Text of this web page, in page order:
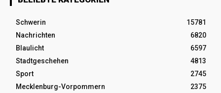
Schwerin
15781
Nachrichten
6820
Blaulicht
6597
Stadtgeschehen
4813
Sport
2745
Mecklenburg-Vorpommern
2375